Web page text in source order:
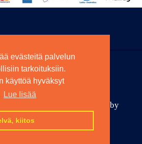
evästeitä palvelun
tarkoituksiin.
käyttöä hyväksyt
Lue lisää
kiitos
FacebookInstagram
Shopify-verkkokaupat by
Korpela